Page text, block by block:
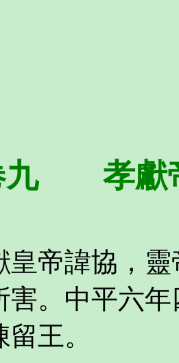
九 孝獻
諱協，靈帝
害。中平六
王。